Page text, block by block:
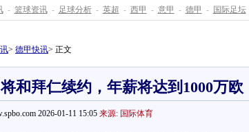
- 篮球资讯 - 足球分析 - 英超 - 西甲 - 意甲 - 德甲 - 国际足坛
> 德甲快讯> 正文
和拜仁续约，年薪将达到1000万欧
2026-01-11 15:05 来源: 国际体育